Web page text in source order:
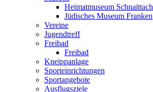
Heimatmuseum Schnaittach
Jüdisches Museum Franken
Vereine
Jugendtreff
Freibad
Freibad
Kneippanlage
Sporteinrichtungen
Sportangebote
Ausflugsziele